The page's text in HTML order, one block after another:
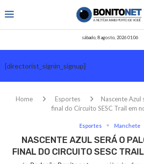
sábado, 8 agosto, 2026 01:06
[directorist_signin_signup]
Home Esportes
Nascente Azul
final do Circuito SESC Trail em
Esportes Manchete
NASCENTE AZUL SERÁ O
FINAL DO CIRCUITO SESC